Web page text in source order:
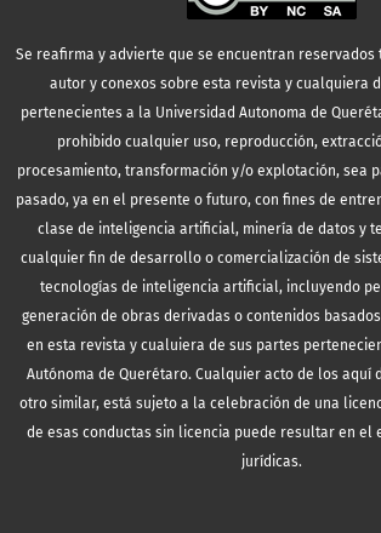
Se reafirma y advierte que se encuentran reservados
autor y conexos sobre esta revista y cualquiera
pertenecientes a la Universidad Autonoma de
prohibido cualquier uso, reproducción,
procesamiento, transformación y/o explotación, sea
pasado, ya en el presente o futuro, con fines de
clase de inteligencia artificial, minería de datos y
cualquier fin de desarrollo o comercialización de
tecnologías de inteligencia artificial, incluyendo
generación de obras derivadas o contenidos
en esta revista y cualuiera de sus partes
Autónoma de Querétaro. Cualquier acto de los aquí
otro similar, está sujeto a la celebración de una
de esas conductas sin licencia puede resultar en el
jurídicas.